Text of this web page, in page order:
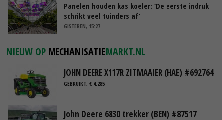
Panelen houden kas koeler: ‘De eerste indruk
schrikt veel tuinders af’
GISTEREN, 15:27
NIEUW OP MECHANISATIEMARKT.NL
JOHN DEERE X117R ZITMAAIER (HAE) #692764
GEBRUIKT, € 4.285
John Deere 6830 trekker (BEN) #87517